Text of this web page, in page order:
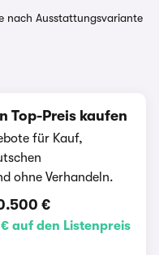
nach Ausstattungsvariante
Top-Preis kaufen
für Kauf,
ohne Verhandeln.
€
auf den Listenpreis